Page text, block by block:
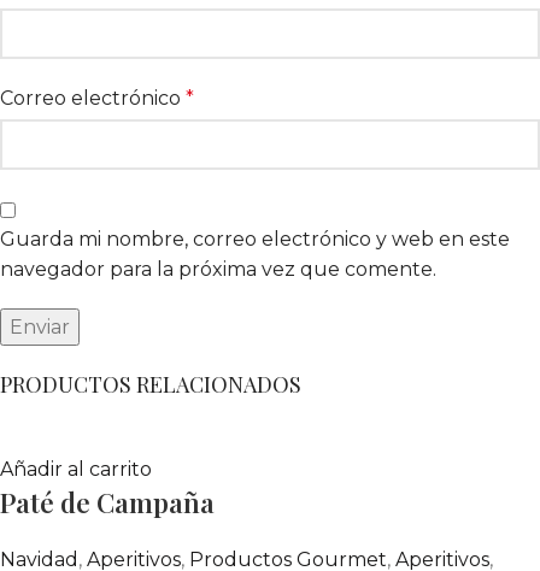
Correo electrónico *
Guarda mi nombre, correo electrónico y web en este
navegador para la próxima vez que comente.
PRODUCTOS RELACIONADOS
Añadir al carrito
Paté de Campaña
Navidad , Aperitivos, Productos Gourmet, Aperitivos,